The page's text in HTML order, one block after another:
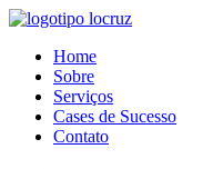
Ir
conteúdo
Menu
Home
Sobre
Serviços
Cases de Sucesso
Contato